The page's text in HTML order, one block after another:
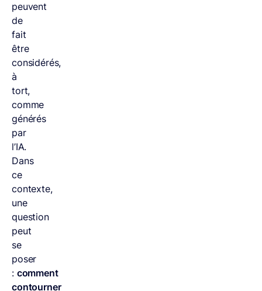
peuvent
de
fait
être
considérés,
à
tort,
comme
générés
par
l’IA.
Dans
ce
contexte,
une
question
peut
se
poser
: comment
contourner